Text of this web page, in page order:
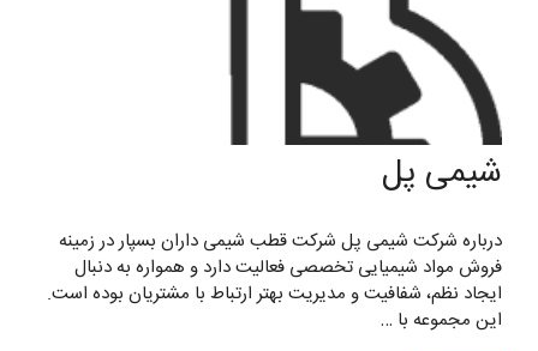
شیمی پل
درباره شرکت شیمی پل شرکت قطب شیمی داران بسپار در زمینه
فروش مواد شیمیایی تخصصی فعالیت دارد و همواره به دنبال
ایجاد نظم، شفافیت و مدیریت بهتر ارتباط با مشتریان بوده است.
این مجموعه با …